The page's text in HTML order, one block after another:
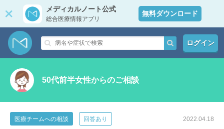
メディカルノート公式
総合医療情報アプリ
無料ダウンロード
ログイン
50代前半女性からのご相談
医療チームへの相談 回答あり 2022.04.18